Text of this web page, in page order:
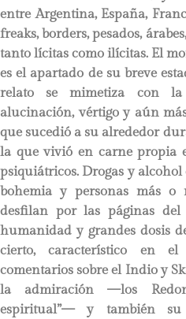
entre Argentina, España,
freaks, borders, pesados,
tanto lícitas como ilícitas. El
es el apartado de su breve
relato se mimetiza con la
alucinación, vértigo y aún
que sucedió a su alrededor
la que vivió en carne propia
psiquiátricos. Drogas y
bohemia y personas más
desfilan por las páginas
humanidad y grandes dosis
cierto, característico en el
comentarios sobre el Indio y
la admiración —los
espiritual”— y también